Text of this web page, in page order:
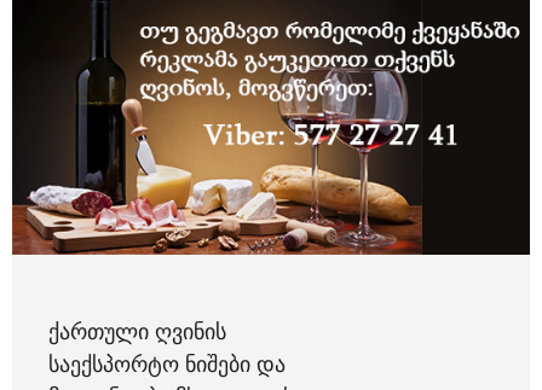
ᲥᲐᲠᲗᲣᲚᲘ ᲦᲕᲘᲜᲘᲡ
ᲡᲐᲔᲥᲡᲞᲝᲠᲢᲝ ᲜᲘᲨᲔᲑᲘ ᲓᲐ